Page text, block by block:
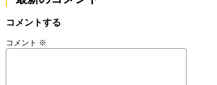
コメントする
コメント ※